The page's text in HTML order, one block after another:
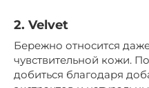
2. Velvet
Бережно относится
чувствительной кожи.
добиться благодаря